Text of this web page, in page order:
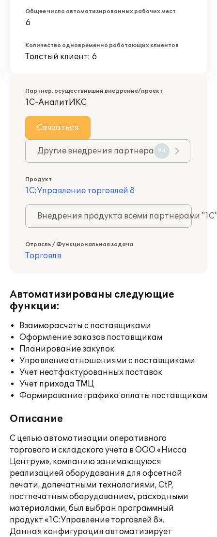
Общее число автоматизированных рабочих мест
6
Количество одновременно работающих клиентов
Толстый клиент: 6
Партнер, осуществивший внедрение/проект
1С-АналитИКС
Связаться
Другие внедрения партнера 94
Продукт
1С:Управление торговлей 8
Внедрения продукта всеми партнерами
Отрасль / Функциональная задача
Торговля
Автоматизированы следующие
функции:
Взаиморасчеты с поставщиками
Оформление заказов поставщикам
Планирование закупок
Управление отношениями с поставщиками
Учет неотфактурованных поставок
Учет прихода ТМЦ
Формирование графика оплаты поставщикам
Описание
С целью автоматизации оперативного
торгового и складского учета в ООО «Нисса
Центрум», компанию занимающуюся
реализацией оборудования для офсетной
печати, допечатными технологиями, CtP,
постпечатным оборудованием, расходными
материалами, был выбран программный
продукт «1С:Управление торговлей 8».
Данная конфигурация автоматизирует